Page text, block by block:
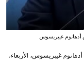
أدهانوم غيبريسوس
غيبريسوس، الأربعاء،